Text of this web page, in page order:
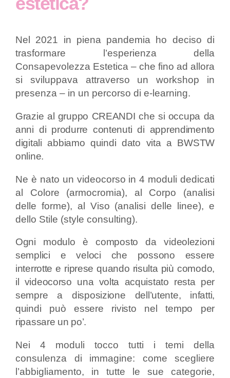
Nel 2021 in piena pandemia ho deciso di
trasformare l’esperienza della
Consapevolezza Estetica – che fino ad allora
si sviluppava attraverso un workshop in
presenza – in un percorso di e-learning.
Grazie al gruppo CREANDI che si occupa da
anni di produrre contenuti di apprendimento
digitali abbiamo quindi dato vita a BWSTW
online.
Ne è nato un videocorso in 4 moduli dedicati
al Colore (armocromia), al Corpo (analisi
delle forme), al Viso (analisi delle linee), e
dello Stile (style consulting).
Ogni modulo è composto da videolezioni
semplici e veloci che possono essere
interrotte e riprese quando risulta più comodo,
il videocorso una volta acquistato resta per
sempre a disposizione dell’utente, infatti,
quindi può essere rivisto nel tempo per
ripassare un po’.
Nei 4 moduli tocco tutti i temi della
consulenza di immagine: come scegliere
l’abbigliamento, in tutte le sue categorie,